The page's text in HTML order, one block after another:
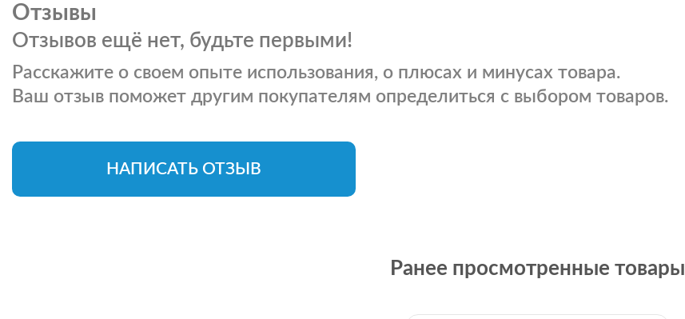
Отзывы
Отзывов ещё нет, будьте первыми!
Расскажите о своем опыте использования, о плюсах и минусах товара.
Ваш отзыв поможет другим покупателям определиться с выбором товаров.
НАПИСАТЬ ОТЗЫВ
Ранее просмотренные товары